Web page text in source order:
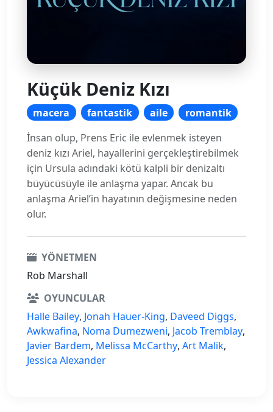
Küçük Deniz Kızı
macera fantastik aile
romantik
İnsan olup, Prens Eric ile evlenmek isteyen
deniz kızı Ariel, hayallerini gerçekleştirebilmek
için Ursula adındaki kötü kalpli bir denizaltı
büyücüsüyle ile anlaşma yapar. Ancak bu
anlaşma Ariel’in hayatının değişmesine neden
olur.
YÖNETMEN
Rob Marshall
OYUNCULAR
Halle Bailey, Jonah Hauer-King, Daveed Diggs,
Awkwafina, Noma Dumezweni, Jacob Tremblay,
Javier Bardem, Melissa McCarthy, Art Malik,
Jessica Alexander